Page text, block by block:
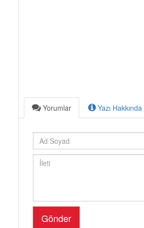
Yorumlar Yazı Hakkında
Gönder